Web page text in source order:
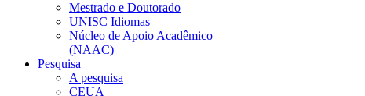
Mestrado e Doutorado
UNISC Idiomas
Núcleo de Apoio Acadêmico
(NAAC)
Pesquisa
A pesquisa
CEUA